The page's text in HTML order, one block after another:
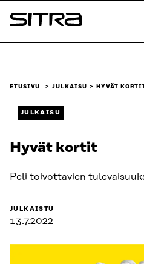
Siirry
suoraan
Sitra
ETUSIVU JULKAISU HYVÄT
JULKAISU
Hyvät kortit
Peli toivottavien
JULKAISTU
13.7.2022